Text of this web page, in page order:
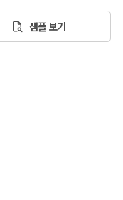
샘플 보기